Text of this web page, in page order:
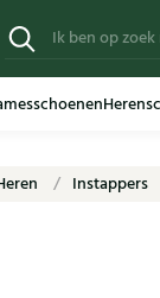
Instappers